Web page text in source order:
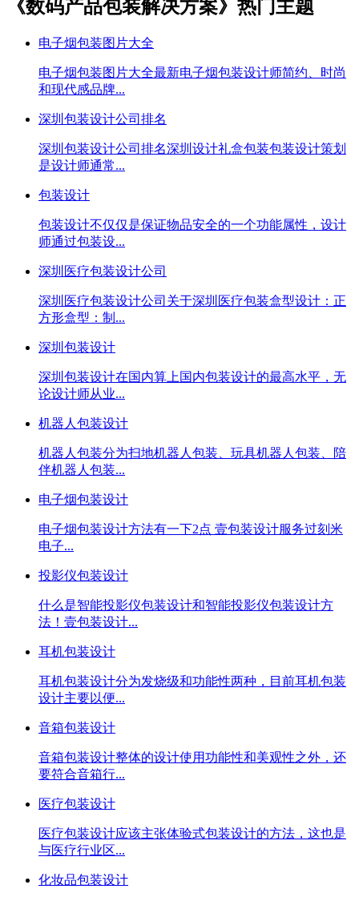
《数码产品包装解决方案》热门主题
电子烟包装图片大全
电子烟包装图片大全最新电子烟包装设计师简约、时尚
和现代感品牌...
深圳包装设计公司排名
深圳包装设计公司排名深圳设计礼盒包装包装设计策划
是设计师通常...
包装设计
包装设计不仅仅是保证物品安全的一个功能属性，设计
师通过包装设...
深圳医疗包装设计公司
深圳医疗包装设计公司关于深圳医疗包装盒型设计：正
方形盒型：制...
深圳包装设计
深圳包装设计在国内算上国内包装设计的最高水平，无
论设计师从业...
机器人包装设计
机器人包装分为扫地机器人包装、玩具机器人包装、陪
伴机器人包装...
电子烟包装设计
电子烟包装设计方法有一下2点 壹包装设计服务过刻米
电子...
投影仪包装设计
什么是智能投影仪包装设计和智能投影仪包装设计方
法！壹包装设计...
耳机包装设计
耳机包装设计分为发烧级和功能性两种，目前耳机包装
设计主要以便...
音箱包装设计
音箱包装设计整体的设计使用功能性和美观性之外，还
要符合音箱行...
医疗包装设计
医疗包装设计应该主张体验式包装设计的方法，这也是
与医疗行业区...
化妆品包装设计